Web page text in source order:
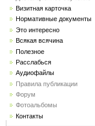
Визитная карточка
Нормативные документы
Это интересно
Всякая всячина
Полезное
Расслабься
Аудиофайлы
Правила публикации
Форум
Фотоальбомы
Контакты